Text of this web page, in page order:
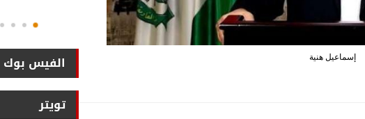
إسماعيل هنية
الفيس بوك
تويتر